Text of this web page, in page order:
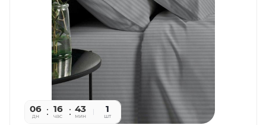
06
дн
16
час
43
мин
55
сек
1
шт